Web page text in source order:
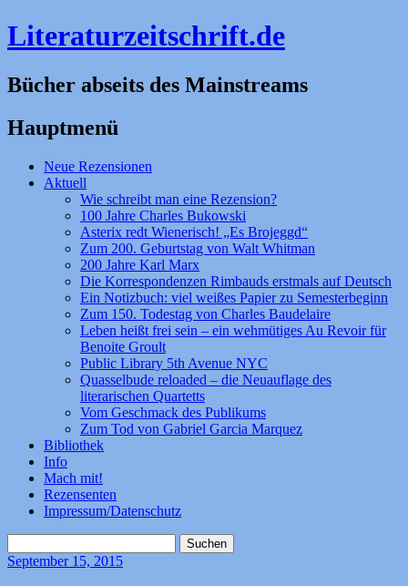
Literaturzeitschrift.de
Bücher abseits des Mainstreams
Hauptmenü
Zum
Inhalt
Neue Rezensionen
Aktuell
Wie schreibt man eine Rezension?
100 Jahre Charles Bukowski
Asterix redt Wienerisch! „Es Brojeggd“
Zum 200. Geburtstag von Walt Whitman
200 Jahre Karl Marx
Die Korrespondenzen Rimbauds erstmals auf Deutsch
Ein Notizbuch: viel weißes Papier zu Semesterbeginn
Zum 150. Todestag von Charles Baudelaire
Leben heißt frei sein – ein wehmütiges Au Revoir für
Benoite Groult
Public Library 5th Avenue NYC
Quasselbude reloaded – die Neuauflage des
literarischen Quartetts
Vom Geschmack des Publikums
Zum Tod von Gabriel Garcia Marquez
Bibliothek
Info
Mach mit!
Rezensenten
Impressum/Datenschutz
nach:
September15, 2015